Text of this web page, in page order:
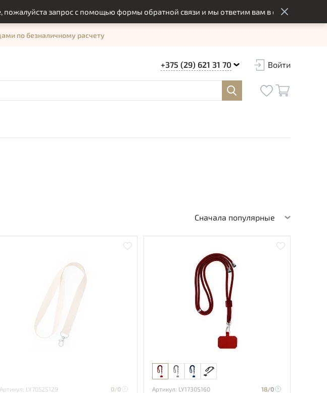
запрос с помощью формы обратной связи и мы ответим вам в оптимальный срок
по безналичному расчету
+375 (29) 621 31 70 Войти
Сначала популярные
Артикул: LY7052S129 0/0 Артикул: LY1730S160 18/0